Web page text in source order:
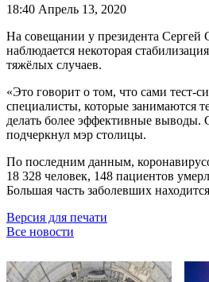
18:40 Апрель 13, 2020
На совещании у президента Сергей
наблюдается некоторая
тяжёлых случаев.
«Это говорит о том, что сами тест-
специалисты, которые занимаются
делать более эффективные
подчеркнул мэр столицы.
По последним данным,
18 328 человек, 148 пациентов
Большая часть заболевших
Версия для печати
Все новости